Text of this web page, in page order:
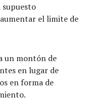
supuesto
el limite de
un montón de
en lugar de
en forma de